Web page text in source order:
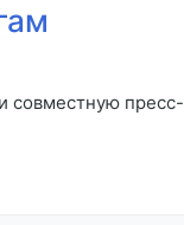
совместную пресс-